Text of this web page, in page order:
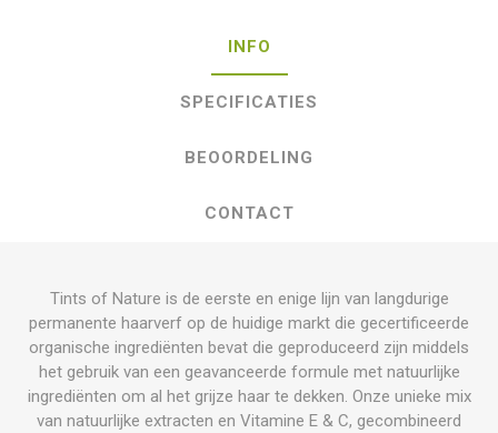
INFO
SPECIFICATIES
BEOORDELING
CONTACT
Tints of Nature is de eerste en enige lijn van langdurige
permanente haarverf op de huidige markt die gecertificeerde
organische ingrediënten bevat die geproduceerd zijn middels
het gebruik van een geavanceerde formule met natuurlijke
ingrediënten om al het grijze haar te dekken. Onze unieke mix
van natuurlijke extracten en Vitamine E & C, gecombineerd